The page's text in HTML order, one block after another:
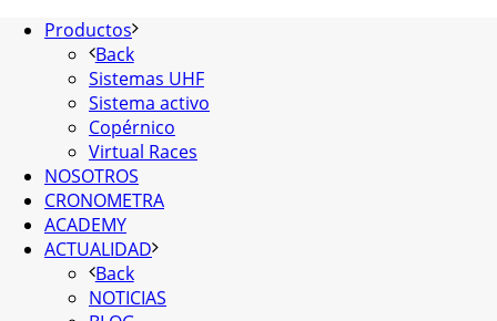
Productos
Back
Sistemas UHF
Sistema activo
Copérnico
Virtual Races
NOSOTROS
CRONOMETRA
ACADEMY
ACTUALIDAD
Back
NOTICIAS